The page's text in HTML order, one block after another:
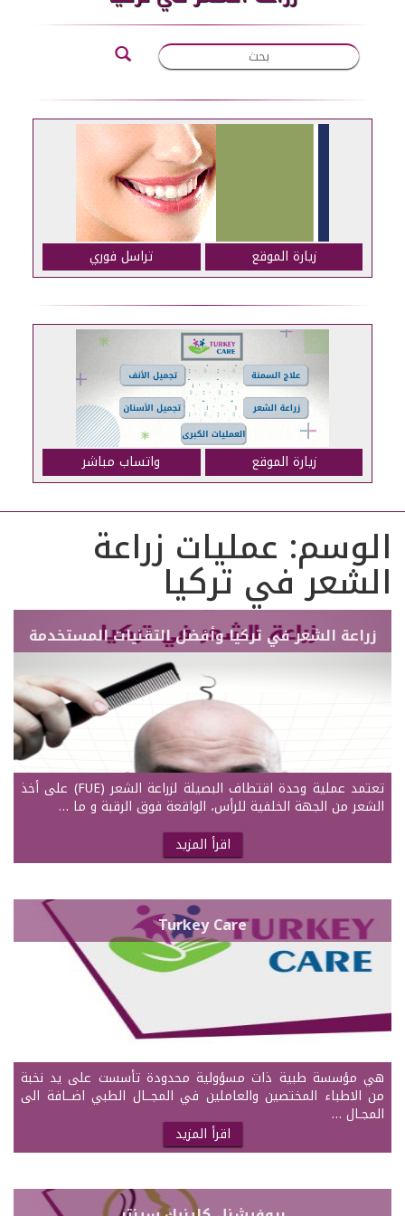
زيارة الموقع تراسل فوري
زيارة الموقع واتساب مباشر
الوسم: عمليات زراعة
الشعر في تركيا
زراعة الشعر في تركيا وأفضل التقنيات المستخدمة
تعتمد عملية وحدة اقتطاف البصيلة لزراعة الشعر (FUE) على أخذ
الشعر من الجهة الخلفية للرأس، الواقعة فوق الرقبة و ما …
اقرأ المزيد
Turkey Care
هي مؤسسة طبية ذات مسؤولية محدودة تأسست على يد نخبة
من الاطباء المختصين والعاملين في المجــال الطبي اضــافة الى
المجـال …
اقرأ المزيد